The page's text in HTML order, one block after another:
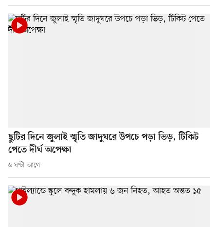
ছুটির দিনে জুলাই স্মৃতি জাদুঘরে উপচে পড়া ভিড়, টিকিট
পেতে দীর্ঘ অপেক্ষা
৬ ঘণ্টা আগে